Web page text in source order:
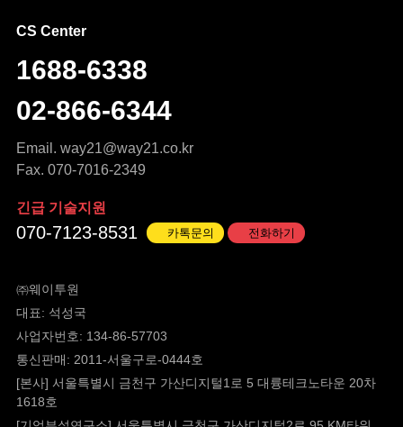
CS Center
1688-6338
02-866-6344
Email. way21@way21.co.kr
Fax. 070-7016-2349
긴급 기술지원
070-7123-8531 카톡문의 전화하기
㈜웨이투원
대표: 석성국
사업자번호: 134-86-57703
통신판매: 2011-서울구로-0444호
[본사] 서울특별시 금천구 가산디지털1로 5 대륭테크노타운 20차
1618호